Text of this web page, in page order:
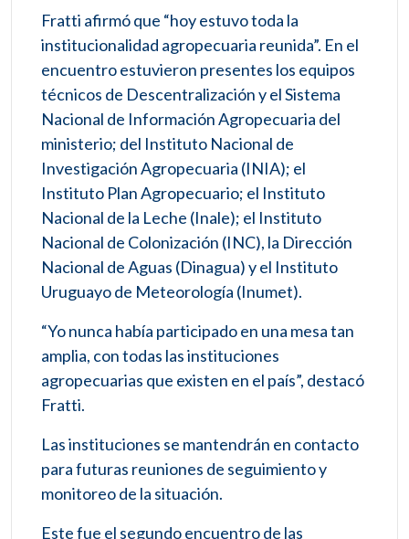
Fratti afirmó que “hoy estuvo toda la
institucionalidad agropecuaria reunida”. En el
encuentro estuvieron presentes los equipos
técnicos de Descentralización y el Sistema
Nacional de Información Agropecuaria del
ministerio; del Instituto Nacional de
Investigación Agropecuaria (INIA); el
Instituto Plan Agropecuario; el Instituto
Nacional de la Leche (Inale); el Instituto
Nacional de Colonización (INC), la Dirección
Nacional de Aguas (Dinagua) y el Instituto
Uruguayo de Meteorología (Inumet).
“Yo nunca había participado en una mesa tan
amplia, con todas las instituciones
agropecuarias que existen en el país”, destacó
Fratti.
Las instituciones se mantendrán en contacto
para futuras reuniones de seguimiento y
monitoreo de la situación.
Este fue el segundo encuentro de las